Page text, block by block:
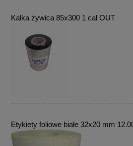
Kalka żywica 85x300 1 cal OUT
Etykiety foliowe białe 32x20 mm